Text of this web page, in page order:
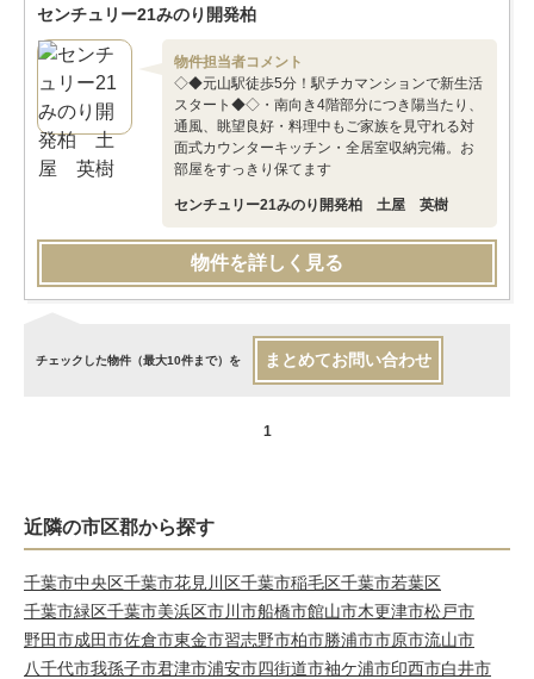
センチュリー21みのり開発柏
物件担当者コメント
◇◆元山駅徒歩5分！駅チカマンションで新生活
スタート◆◇・南向き4階部分につき陽当たり、
通風、眺望良好・料理中もご家族を見守れる対
面式カウンターキッチン・全居室収納完備。お
部屋をすっきり保てます
センチュリー21みのり開発柏 土屋 英樹
物件を詳しく見る
チェックした物件（最大10件まで）を まとめてお問い合わせ
1
近隣の市区郡から探す
千葉市中央区千葉市花見川区千葉市稲毛区千葉市若葉区
千葉市緑区千葉市美浜区市川市船橋市館山市木更津市松戸市
野田市成田市佐倉市東金市習志野市柏市勝浦市市原市流山市
八千代市我孫子市君津市浦安市四街道市袖ケ浦市印西市白井市